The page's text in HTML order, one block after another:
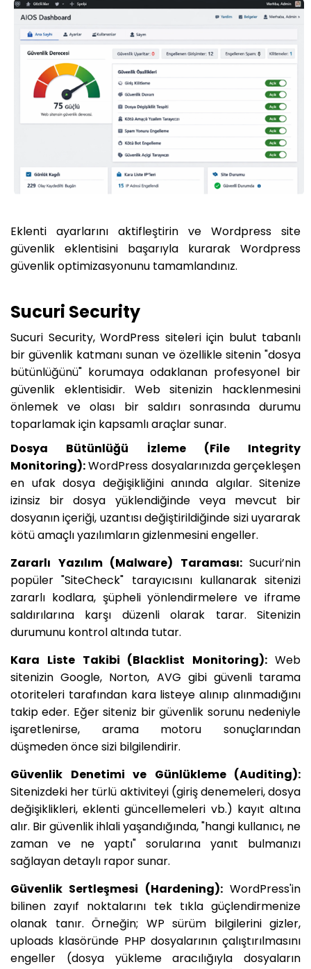
Eklenti ayarlarını aktifleştirin ve Wordpress site
güvenlik eklentisini başarıyla kurarak Wordpress
güvenlik optimizasyonunu tamamlandınız.
Sucuri Security
Sucuri Security, WordPress siteleri için bulut tabanlı
bir güvenlik katmanı sunan ve özellikle sitenin "dosya
bütünlüğünü" korumaya odaklanan profesyonel bir
güvenlik eklentisidir. Web sitenizin hacklenmesini
önlemek ve olası bir saldırı sonrasında durumu
toparlamak için kapsamlı araçlar sunar.
Dosya Bütünlüğü İzleme (File Integrity
Monitoring):WordPress dosyalarınızda gerçekleşen
en ufak dosya değişikliğini anında algılar. Sitenize
izinsiz bir dosya yüklendiğinde veya mevcut bir
dosyanın içeriği, uzantısı değiştirildiğinde sizi uyararak
kötü amaçlı yazılımların gizlenmesini engeller.
Zararlı Yazılım (Malware) Taraması: Sucuri’nin
popüler "SiteCheck" tarayıcısını kullanarak sitenizi
zararlı kodlara, şüpheli yönlendirmelere ve iframe
saldırılarına karşı düzenli olarak tarar. Sitenizin
durumunu kontrol altında tutar.
Kara Liste Takibi (Blacklist Monitoring): Web
sitenizin Google, Norton, AVG gibi güvenli tarama
otoriteleri tarafından kara listeye alınıp alınmadığını
takip eder. Eğer siteniz bir güvenlik sorunu nedeniyle
işaretlenirse, arama motoru sonuçlarından
düşmeden önce sizi bilgilendirir.
Güvenlik Denetimi ve Günlükleme (Auditing):
Sitenizdeki her türlü aktiviteyi (giriş denemeleri, dosya
değişiklikleri, eklenti güncellemeleri vb.) kayıt altına
alır. Bir güvenlik ihlali yaşandığında, "hangi kullanıcı, ne
zaman ve ne yaptı" sorularına yanıt bulmanızı
sağlayan detaylı rapor sunar.
Güvenlik Sertleşmesi (Hardening):WordPress'in
bilinen zayıf noktalarını tek tıkla güçlendirmenize
olanak tanır. Örneğin; WP sürüm bilgilerini gizler,
uploads klasöründe PHP dosyalarının çalıştırılmasını
engeller (dosya yükleme aracılığıyla dosyaların